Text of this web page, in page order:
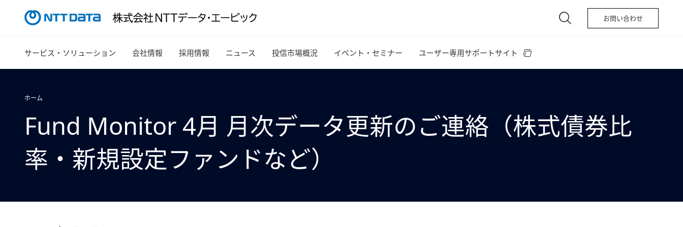
お問い合わせ
サービス・ソリューション 会社情報 採用情報 ニュース 投信市場概況 イベント・セミナー ユーザー専用サポートサイト
ホーム
Fund Monitor 4月 月次データ更新のご連絡（株式債券比
率・新規設定ファンドなど）